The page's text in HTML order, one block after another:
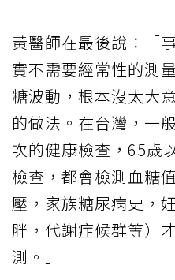
黃醫師在最後說：「
實不需要經常性的測
糖波動，根本沒太大
的做法。在台灣，一
次的健康檢查，65歲
檢查，都會檢測血糖
壓，家族糖尿病史，
胖，代謝症候群等）
測。」